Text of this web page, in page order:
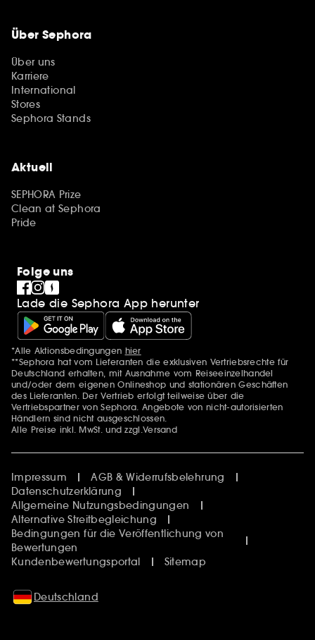
Über Sephora
Über uns
Karriere
International
Stores
Sephora Stands
Aktuell
SEPHORA Prize
Clean at Sephora
Pride
Folge uns
Lade die Sephora App herunter
Zusätzlich Erwähnungen
*Alle Aktionsbedingungen hier
**Sephora hat vom Lieferanten die exklusiven Vertriebsrechte für
Deutschland erhalten, mit Ausnahme vom Reiseeinzelhandel
und/oder dem eigenen Onlineshop und stationären Geschäften
des Lieferanten. Der Vertrieb erfolgt teilweise über die
Vertriebspartner von Sephora. Angebote von nicht-autorisierten
Händlern sind nicht ausgeschlossen.
Alle Preise inkl. MwSt. und zzgl.Versand
Impressum
AGB & Widerrufsbelehrung
Datenschutzerklärung
Allgemeine Nutzungsbedingungen
Alternative Streitbegleichung
Bedingungen für die Veröffentlichung von
Bewertungen
Kundenbewertungsportal
Sitemap
Deutschland